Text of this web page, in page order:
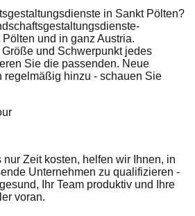
in Sankt Pölten?
und in ganz Austria.
und Schwerpunkt jedes
Sie die passenden. Neue
regelmäßig hinzu - schauen Sie
Zeit kosten, helfen wir Ihnen, in
Unternehmen zu qualifizieren -
Ihr Team produktiv und Ihre
voran.